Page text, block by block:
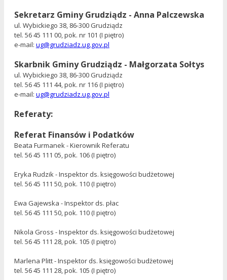
Sekretarz Gminy Grudziądz - Anna Palczewska
ul. Wybickiego 38, 86-300 Grudziądz
tel. 56 45 111 00, pok. nr 101 (I piętro)
e-mail: ug@grudziadz.ug.gov.pl
Skarbnik Gminy Grudziądz - Małgorzata Sołtys
ul. Wybickiego 38, 86-300 Grudziądz
tel. 56 45 111 44, pok. nr 116 (I piętro)
e-mail: ug@grudziadz.ug.gov.pl
Referaty:
Referat Finansów i Podatków
Beata Furmanek - Kierownik Referatu
tel. 56 45 111 05, pok. 106 (I piętro)
Eryka Rudzik - Inspektor ds. księgowości budżetowej
tel. 56 45 111 50, pok. 110 (I piętro)
Ewa Gajewska - Inspektor ds. płac
tel. 56 45 111 50, pok. 110 (I piętro)
Nikola Gross - Inspektor ds. księgowości budżetowej
tel. 56 45 111 28, pok. 105 (I piętro)
Marlena Plitt - Inspektor ds. księgowości budżetowej
tel. 56 45 111 28, pok. 105 (I piętro)